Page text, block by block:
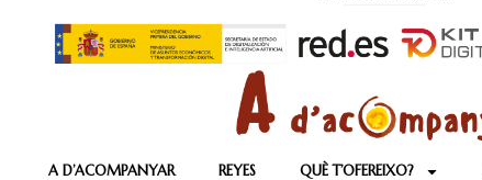
A D’ACOMPANYAR REYES QUÈ T’OFEREIXO?